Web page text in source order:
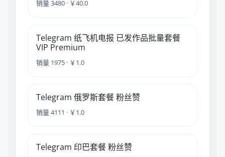
销量 3480 · ￥40.0
Telegram 纸飞机电报 已发作品批量套餐
VIP Premium
销量 1975 · ￥1.0
Telegram 俄罗斯套餐 粉丝赞
销量 4111 · ￥1.0
Telegram 印巴套餐 粉丝赞